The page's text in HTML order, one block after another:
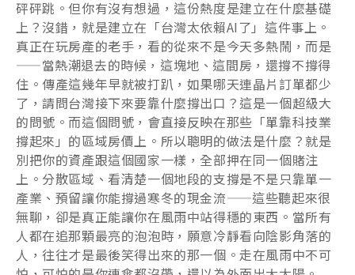
砰砰跳。但你有沒有想過，這份熱度是建立在什麼基礎
上？沒錯，就是建立在「台灣太依賴AI了」這件事上。
真正在玩房產的老手，看的從來不是今天多熱鬧，而是
——當熱潮退去的時候，這塊地、這間房，還撐不撐得
住。傳產這幾年早就被打趴，如果哪天連晶片訂單都少
了，請問台灣接下來要靠什麼撐出口？這是一個超級大
的問號。而這個問號，會直接反映在那些「單靠科技業
撐起來」的區域房價上。所以聰明的做法是什麼？就是
別把你的資產跟這個國家一樣，全部押在同一個賭注
上。分散區域、看清楚一個地段的支撐是不是只靠單一
產業、預留讓你能撐過寒冬的現金流——這些聽起來很
無聊，卻是真正能讓你在風雨中站得穩的東西。當所有
人都在追那顆最亮的泡泡時，願意冷靜看向陰影角落的
人，往往才是最後笑得出來的那一個。走在風雨中不可